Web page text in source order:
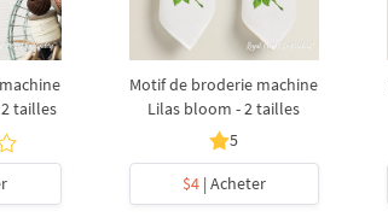
tailles
Motif de broderie machine
Lilas bloom - 2 tailles
5
$4| Acheter